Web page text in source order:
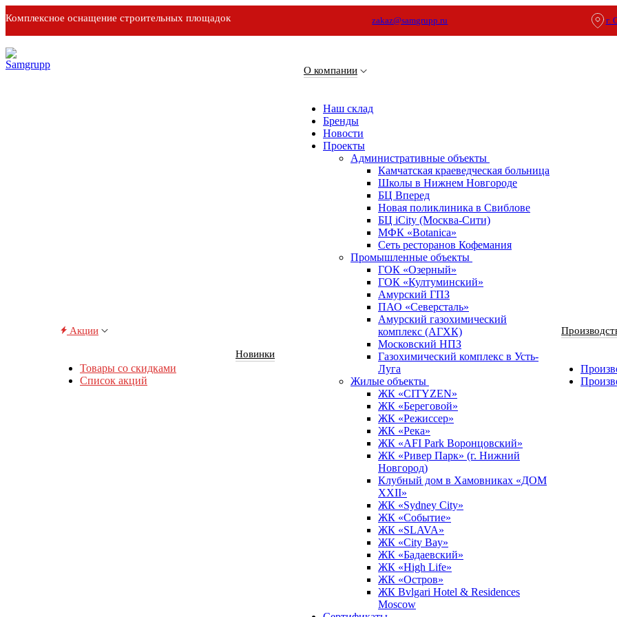
Комплексное оснащение строительных площадок zakaz@samgrupp.ru г.
Акции
Товары со скидками
Список акций
Новинки
О компании
Наш склад
Бренды
Новости
Проекты
Административные объекты
Камчатская краеведческая больница
Школы в Нижнем Новгороде
БЦ Вперед
Новая поликлиника в Свиблове
БЦ iCity (Москва-Сити)
МФК «Botanica»
Сеть ресторанов Кофемания
Промышленные объекты
ГОК «Озерный»
ГОК «Култуминский»
Амурский ГПЗ
ПАО «Северсталь»
Амурский газохимический
комплекс (АГХК)
Московский НПЗ
Газохимический комплекс в Усть-
Луга
Жилые объекты
ЖК «CITYZEN»
ЖК «Береговой»
ЖК «Режиссер»
ЖК «Река»
ЖК «AFI Park Воронцовский»
ЖК «Ривер Парк» (г. Нижний
Новгород)
Клубный дом в Хамовниках «ДОМ
XXII»
ЖК «Sydney City»
ЖК «Событие»
ЖК «SLAVA»
ЖК «City Bay»
ЖК «Бадаевский»
ЖК «High Life»
ЖК «Остров»
ЖК Bvlgari Hotel & Residences
Moscow